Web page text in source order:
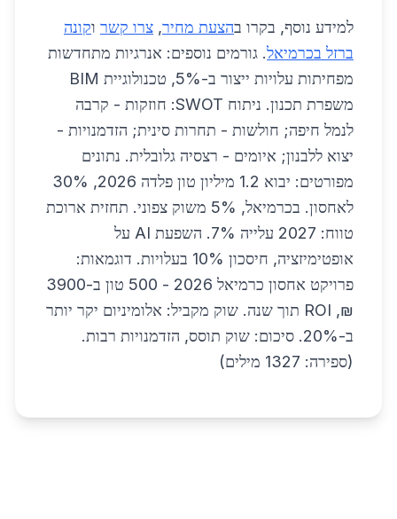
למידע נוסף, בקרו בהצעת מחיר, צרו קשר וקונה
ברזל בכרמיאל. גורמים נוספים: אנרגיות מתחדשות
מפחיתות עלויות ייצור ב-5%, טכנולוגיית BIM
משפרת תכנון. ניתוח SWOT: חוזקות - קרבה
לנמל חיפה; חולשות - תחרות סינית; הזדמנויות -
יצוא ללבנון; איומים - רצסיה גלובלית. נתונים
מפורטים: יבוא 1.2 מיליון טון פלדה 2026, 30%
לאחסון. בכרמיאל, 5% משוק צפוני. תחזית ארוכת
טווח: 2027 עלייה 7%. השפעת AI על
אופטימיזציה, חיסכון 10% בעלויות. דוגמאות:
פרויקט אחסון כרמיאל 2026 - 500 טון ב-3900
₪, ROI תוך שנה. שוק מקביל: אלומיניום יקר יותר
ב-20%. סיכום: שוק תוסס, הזדמנויות רבות.
(ספירה: 1327 מילים)